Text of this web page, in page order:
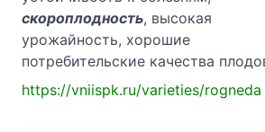
скороплодность, высокая
урожайность, хорошие
потребительские качества
https://vniispk.ru/varieties/rogneda